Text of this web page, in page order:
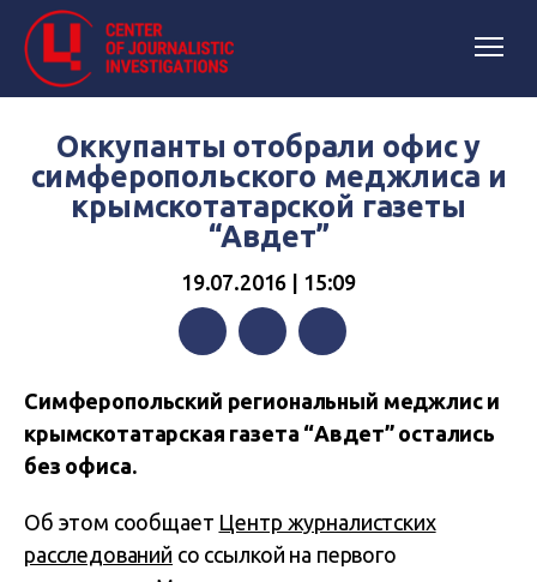
Оккупанты отобрали офис у
симферопольского меджлиса и
крымскотатарской газеты
“Авдет”
19.07.2016 | 15:09
Симферопольский региональный меджлис и
крымскотатарская газета “Авдет” остались
без офиса.
Об этом сообщает Центр журналистских
расследований со ссылкой на первого